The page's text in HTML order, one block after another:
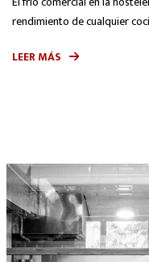
rendimiento de cualquier
LEER MÁS